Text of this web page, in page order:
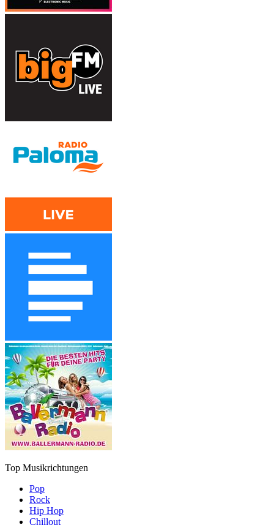
Top Musikrichtungen
Pop
Rock
Hip Hop
Chillout